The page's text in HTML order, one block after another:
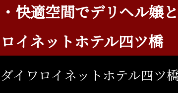
・快適空間でデリヘル嬢
ロイネットホテル四ツ橋
ダイワロイネットホテル四ツ